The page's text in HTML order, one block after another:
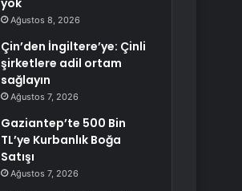
yok
Ağustos 8, 2026
Çin’den İngiltere’ye: Çinli
şirketlere adil ortam
sağlayın
Ağustos 7, 2026
Gaziantep’te 500 Bin
TL’ye Kurbanlık Boğa
Satışı
Ağustos 7, 2026